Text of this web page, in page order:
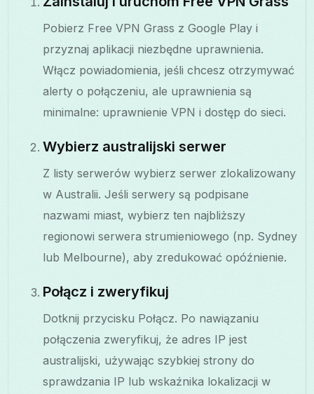
Pobierz Free VPN Grass z Google Play i
przyznaj aplikacji niezbędne uprawnienia.
Włącz powiadomienia, jeśli chcesz otrzymywać
alerty o połączeniu, ale uprawnienia są
minimalne: uprawnienie VPN i dostęp do sieci.
Wybierz australijski serwer
Z listy serwerów wybierz serwer zlokalizowany
w Australii. Jeśli serwery są podpisane
nazwami miast, wybierz ten najbliższy
regionowi serwera strumieniowego (np. Sydney
lub Melbourne), aby zredukować opóźnienie.
Połącz i zweryfikuj
Dotknij przycisku Połącz. Po nawiązaniu
połączenia zweryfikuj, że adres IP jest
australijski, używając szybkiej strony do
sprawdzania IP lub wskaźnika lokalizacji w